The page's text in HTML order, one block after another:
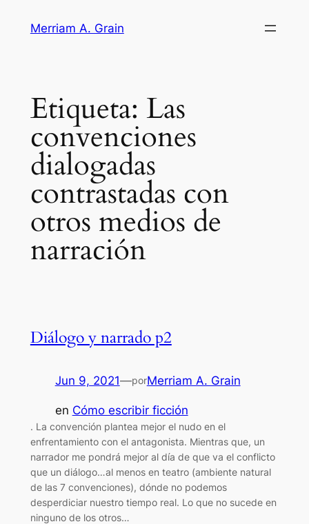
Merriam A. Grain
Etiqueta: Las
convenciones
dialogadas
contrastadas con
otros medios de
narración
Diálogo y narrado p2
Jun 9, 2021—porMerriam A. Grain
en Cómo escribir ficción
. La convención plantea mejor el nudo en el
enfrentamiento con el antagonista. Mientras que, un
narrador me pondrá mejor al día de que va el conflicto
que un diálogo…al menos en teatro (ambiente natural
de las 7 convenciones), dónde no podemos
desperdiciar nuestro tiempo real. Lo que no sucede en
ninguno de los otros…